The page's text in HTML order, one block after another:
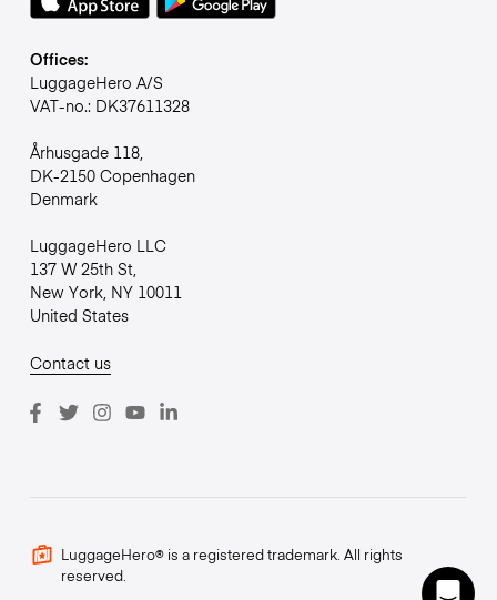
Offices:
LuggageHero A/S
VAT-no.: DK37611328
Århusgade 118,
DK-2150 Copenhagen
Denmark
LuggageHero LLC
137 W 25th St,
New York, NY 10011
United States
Contact us
LuggageHero® is a registered trademark. All rights
reserved.